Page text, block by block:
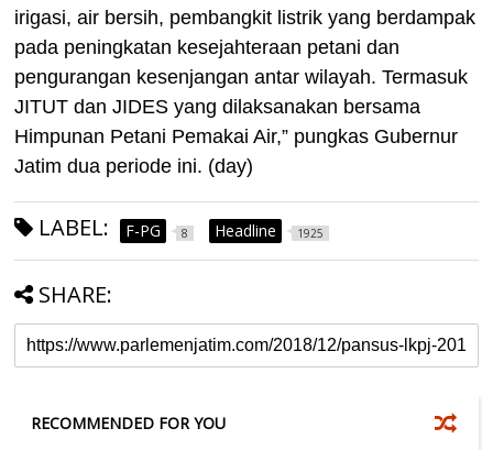
irigasi, air bersih, pembangkit listrik yang berdampak
pada peningkatan kesejahteraan petani dan
pengurangan kesenjangan antar wilayah. Termasuk
JITUT dan JIDES yang dilaksanakan bersama
Himpunan Petani Pemakai Air,” pungkas Gubernur
Jatim dua periode ini. (day)
LABEL: F-PG 8 Headline 1925
SHARE:
RECOMMENDED FOR YOU